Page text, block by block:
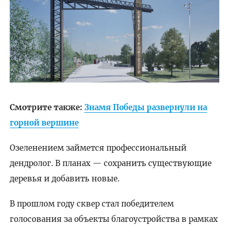
Смотрите также: Знамя Победы развернули на
горной вершине
Озеленением займется профессиональный
дендролог. В планах — сохранить существующие
деревья и добавить новые.
В прошлом году сквер стал победителем
голосования за объекты благоустройства в рамках